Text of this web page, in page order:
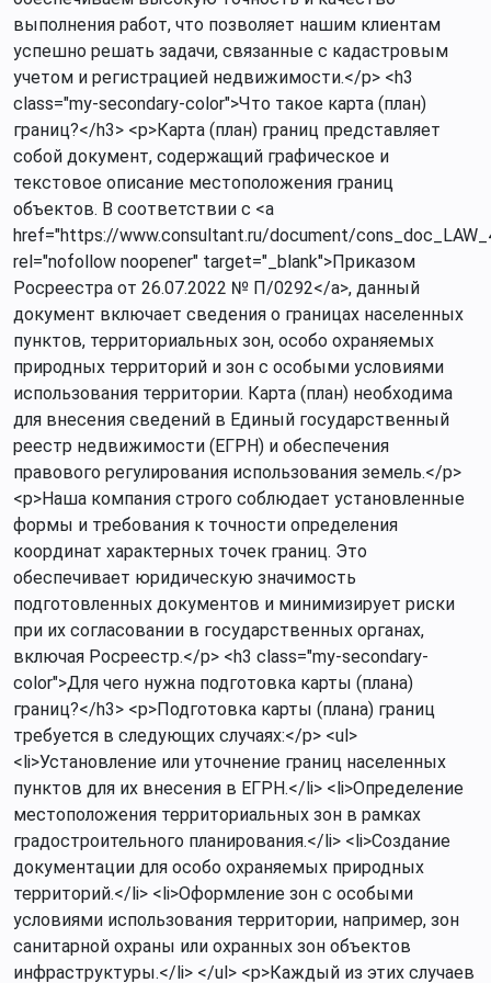
выполнения работ, что позволяет нашим клиентам
успешно решать задачи, связанные с кадастровым
учетом и регистрацией недвижимости.</p> <h3
class="my-secondary-color">Что такое карта (план)
границ?</h3> <p>Карта (план) границ представляет
собой документ, содержащий графическое и
текстовое описание местоположения границ
объектов. В соответствии с <a
href="https://www.consultant.ru/document/
rel="nofollow noopener" target="_blank">Приказом
Росреестра от 26.07.2022 № П/0292</a>, данный
документ включает сведения о границах населенных
пунктов, территориальных зон, особо охраняемых
природных территорий и зон с особыми условиями
использования территории. Карта (план) необходима
для внесения сведений в Единый государственный
реестр недвижимости (ЕГРН) и обеспечения
правового регулирования использования земель.</p>
<p>Наша компания строго соблюдает установленные
формы и требования к точности определения
координат характерных точек границ. Это
обеспечивает юридическую значимость
подготовленных документов и минимизирует риски
при их согласовании в государственных органах,
включая Росреестр.</p> <h3 class="my-secondary-
color">Для чего нужна подготовка карты (плана)
границ?</h3> <p>Подготовка карты (плана) границ
требуется в следующих случаях:</p> <ul>
<li>Установление или уточнение границ населенных
пунктов для их внесения в ЕГРН.</li> <li>Определение
местоположения территориальных зон в рамках
градостроительного планирования.</li> <li>Создание
документации для особо охраняемых природных
территорий.</li> <li>Оформление зон с особыми
условиями использования территории, например, зон
санитарной охраны или охранных зон объектов
инфраструктуры.</li> </ul> <p>Каждый из этих случаев